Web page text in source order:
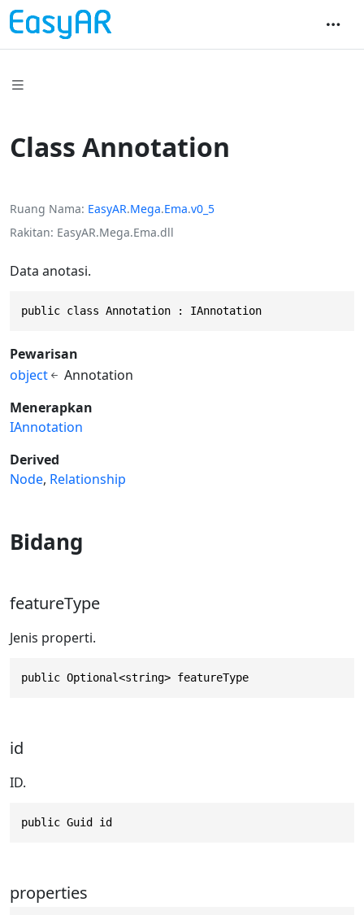
Class Annotation
Ruang Nama EasyAR.Mega.Ema.v0_5
Rakitan EasyAR.Mega.Ema.dll
Data anotasi.
public class Annotation : IAnnotation
Pewarisan
object
Annotation
Menerapkan
IAnnotation
Derived
Node Relationship
Bidang
featureType
Jenis properti.
public Optional<string> featureType
id
ID.
public Guid id
properties